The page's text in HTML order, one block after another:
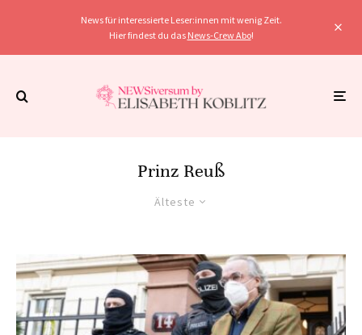
News für interessierte Leser:innen mit wenig Zeit.
Hier findest du das News-Crew Abo!
Prinz Reuß
Älteste